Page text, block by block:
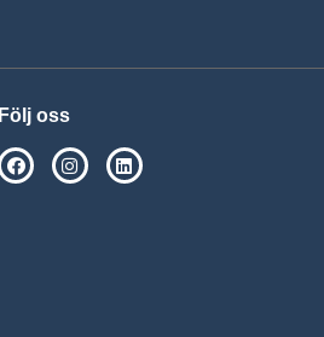
Följ oss
SPSM på Facebook
SPSM på Instagram